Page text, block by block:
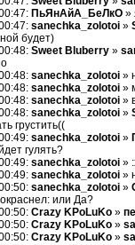
ПьЯнАйА_БеЛкО »
sanechka_zolotoi »
будет)
Sweet Bluberry »
sanechka_zolotoi »
sanechka_zolotoi »
sanechka_zolotoi »
sanechka_zolotoi »
грустить((
sanechka_zolotoi »
гулять?
sanechka_zolotoi »
sanechka_zolotoi »
sanechka_zolotoi »
или Да?
Crazy KPoLuKo »
Crazy KPoLuKo »
Crazy KPoLuKo »